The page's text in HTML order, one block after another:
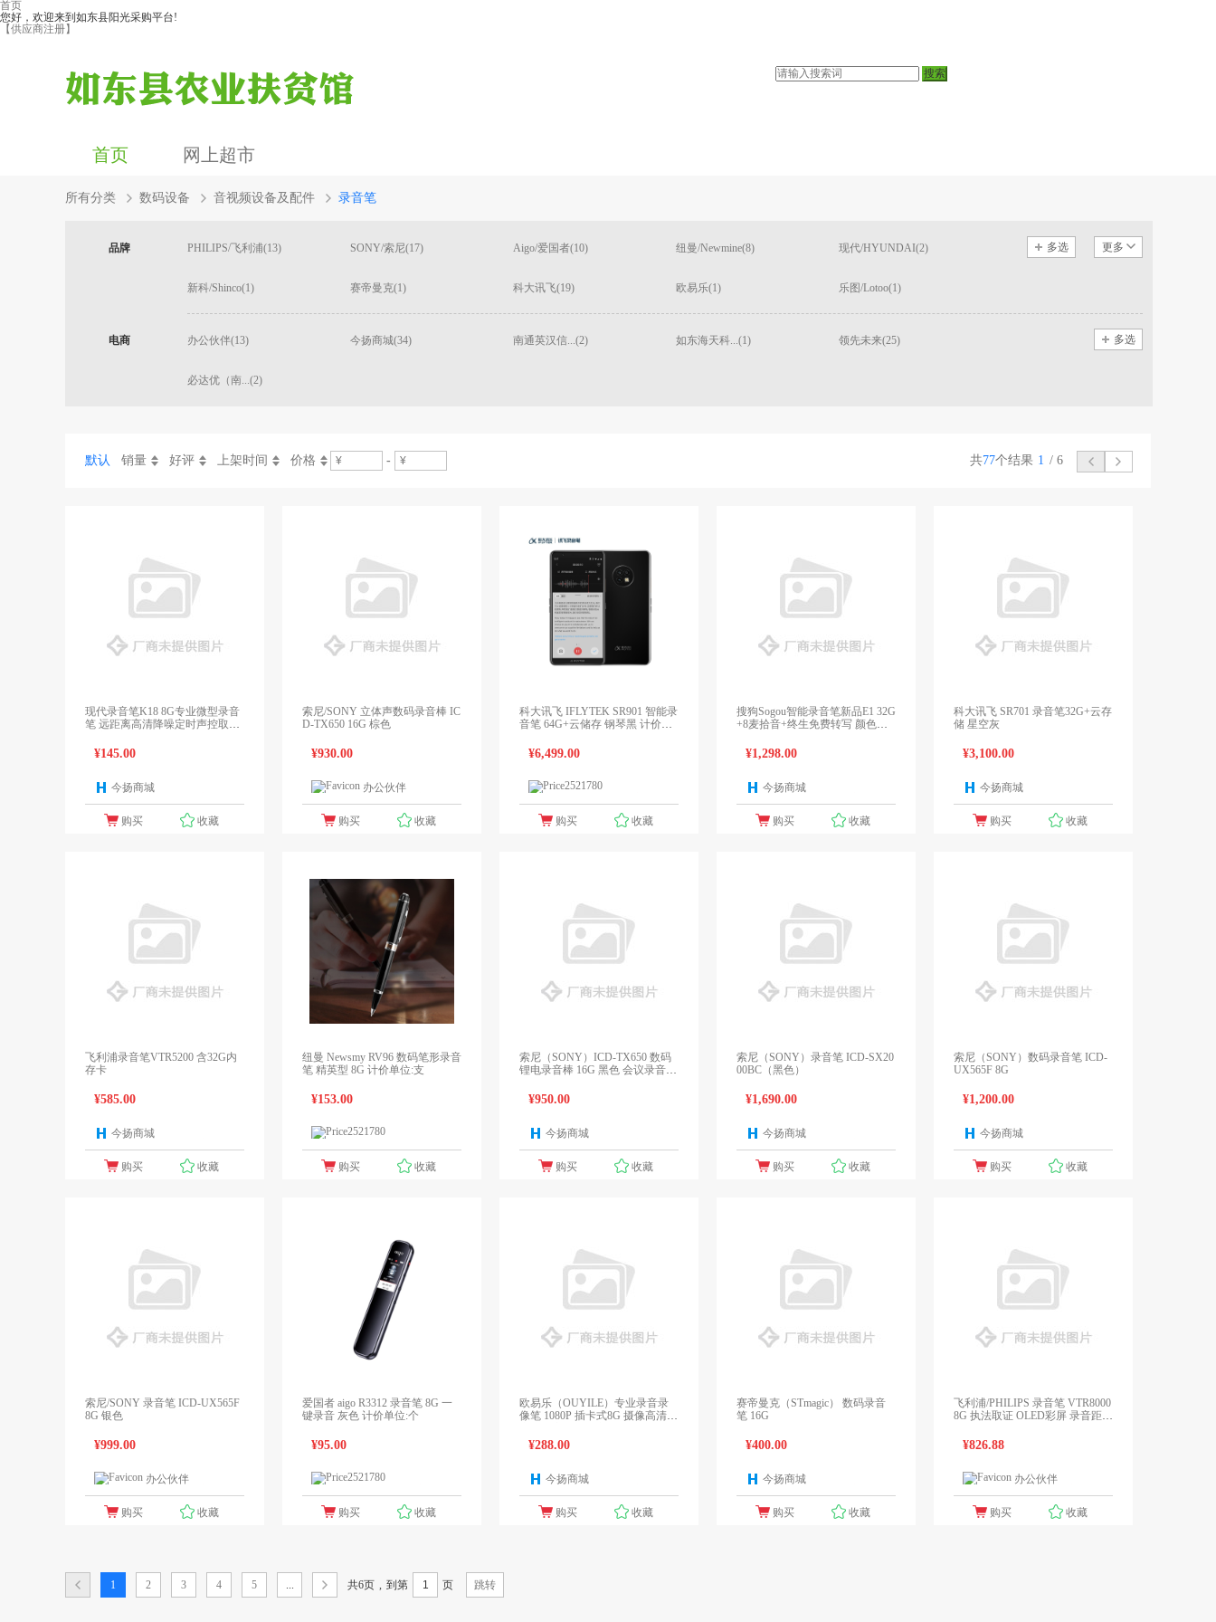
首页
您好，欢迎来到如东县阳光采购平台!
【供应商注册】
首页 网上超市
所有分类 数码设备 音视频设备及配件 录音笔
品牌 多选 更多
PHILIPS/飞利浦(13) SONY/索尼(17) Aigo/爱国者(10) 纽曼/Newmine(8) 现代/HYUNDAI(2)
新科/Shinco(1) 赛帝曼克(1) 科大讯飞(19) 欧易乐(1) 乐图/Lotoo(1)
电商 多选
办公伙伴(13) 今扬商城(34) 南通英汉信...(2) 如东海天科...(1) 领先未来(25)
必达优（南...(2)
默认 销量 好评 上架时间 价格 - 共77个结果 1 / 6
现代录音笔K18 8G专业微型录音
笔 远距离高清降噪定时声控取证
¥145.00
今扬商城
购买 收藏
索尼/SONY 立体声数码录音棒 IC
D-TX650 16G 棕色
¥930.00
办公伙伴
购买 收藏
科大讯飞 IFLYTEK SR901 智能录
音笔 64G+云储存 钢琴黑 计价单
¥6,499.00
购买 收藏
搜狗Sogou智能录音笔新品E1 32G
+8麦拾音+终生免费转写 颜色随
¥1,298.00
今扬商城
购买 收藏
科大讯飞 SR701 录音笔32G+云存
储 星空灰
¥3,100.00
今扬商城
购买 收藏
飞利浦录音笔VTR5200 含32G内
存卡
¥585.00
今扬商城
购买 收藏
纽曼 Newsmy RV96 数码笔形录音
笔 精英型 8G 计价单位:支
¥153.00
购买 收藏
索尼（SONY）ICD-TX650 数码
锂电录音棒 16G 黑色 会议录音
¥950.00
今扬商城
购买 收藏
索尼（SONY）录音笔 ICD-SX20
00BC（黑色）
¥1,690.00
今扬商城
购买 收藏
索尼（SONY）数码录音笔 ICD-
UX565F 8G
¥1,200.00
今扬商城
购买 收藏
索尼/SONY 录音笔 ICD-UX565F
8G 银色
¥999.00
办公伙伴
购买 收藏
爱国者 aigo R3312 录音笔 8G 一
键录音 灰色 计价单位:个
¥95.00
购买 收藏
欧易乐（OUYILE）专业录音录
像笔 1080P 插卡式8G 摄像高清录
¥288.00
今扬商城
购买 收藏
赛帝曼克（STmagic） 数码录音
笔 16G
¥400.00
今扬商城
购买 收藏
飞利浦/PHILIPS 录音笔 VTR8000
8G 执法取证 OLED彩屏 录音距离
¥826.88
办公伙伴
购买 收藏
1 2 3 4 5 ... 共6页 到第 页 跳转